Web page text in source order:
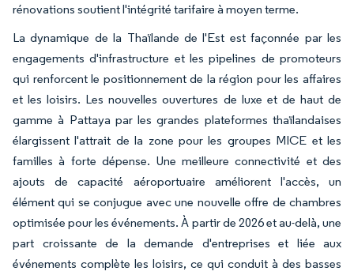
rénovations soutient l'intégrité tarifaire à moyen terme.
La dynamique de la Thaïlande de l'Est est façonnée par les
engagements d'infrastructure et les pipelines de promoteurs
qui renforcent le positionnement de la région pour les affaires
et les loisirs. Les nouvelles ouvertures de luxe et de haut de
gamme à Pattaya par les grandes plateformes thaïlandaises
élargissent l'attrait de la zone pour les groupes MICE et les
familles à forte dépense. Une meilleure connectivité et des
ajouts de capacité aéroportuaire améliorent l'accès, un
élément qui se conjugue avec une nouvelle offre de chambres
optimisée pour les événements. À partir de 2026 et au-delà, une
part croissante de la demande d'entreprises et liée aux
événements complète les loisirs, ce qui conduit à des basses